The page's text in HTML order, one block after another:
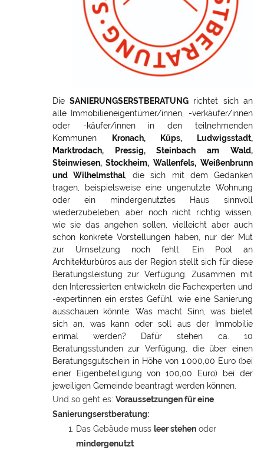
DieSANIERUNGSERSTBERATUNG richtet sich an
alle Immobilieneigentümer/innen, -verkäufer/innen
oder -käufer/innen in den teilnehmenden
Kommunen
Kronach, Küps, Ludwigsstadt,
Marktrodach, Pressig, Steinbach am Wald,
Steinwiesen, Stockheim, Wallenfels, Weißenbrunn
und Wilhelmsthal, die sich mit dem Gedanken
tragen, beispielsweise eine ungenutzte Wohnung
oder ein mindergenutztes Haus sinnvoll
wiederzubeleben, aber noch nicht richtig wissen,
wie sie das angehen sollen, vielleicht aber auch
schon konkrete Vorstellungen haben, nur der Mut
zur Umsetzung noch fehlt. Ein Pool an
Architekturbüros aus der Region stellt sich für diese
Beratungsleistung zur Verfügung. Zusammen mit
den Interessierten entwickeln die Fachexperten und
-expertinnen ein erstes Gefühl, wie eine Sanierung
ausschauen könnte. Was macht Sinn, was bietet
sich an, was kann oder soll aus der Immobilie
einmal werden? Dafür stehen ca. 10
Beratungsstunden zur Verfügung, die über einen
Beratungsgutschein in Höhe von 1.000,00 Euro (bei
einer Eigenbeteiligung von 100,00 Euro) bei der
jeweiligen Gemeinde beantragt werden können.
Und so geht es: Voraussetzungen für eine
Sanierungserstberatung:
Das Gebäude muss leer stehenoder
mindergenutzt